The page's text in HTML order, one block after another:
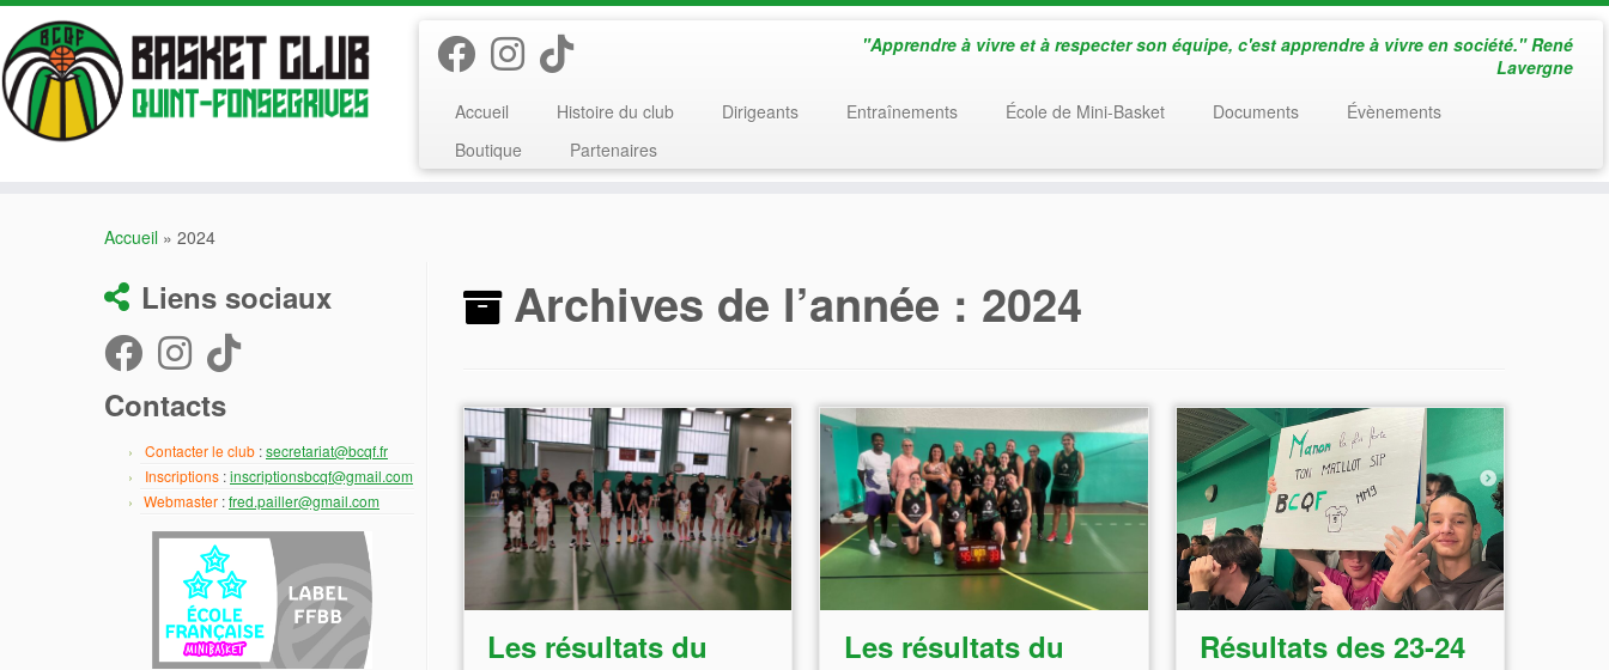
Passer
au
contenu
"Apprendre à vivre et à respecter son équipe, c'est apprendre à vivre en société." René
Lavergne
Accueil
Histoire du club Dirigeants Entraînements École de Mini-Basket Documents
Évènements
Boutique
Partenaires
Accueil » 2024
Liens sociaux
Contacts
Contacter le club :secretariat@bcqf.fr
Inscriptions :inscriptionsbcqf@gmail.com
Webmaster :fred.pailler@gmail.com
Archives de l’année : 2024
Les résultats du
Les résultats du
Résultats des 23-24